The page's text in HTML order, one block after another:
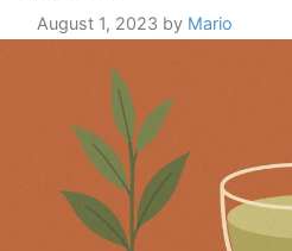
August 1, 2023 by Mario